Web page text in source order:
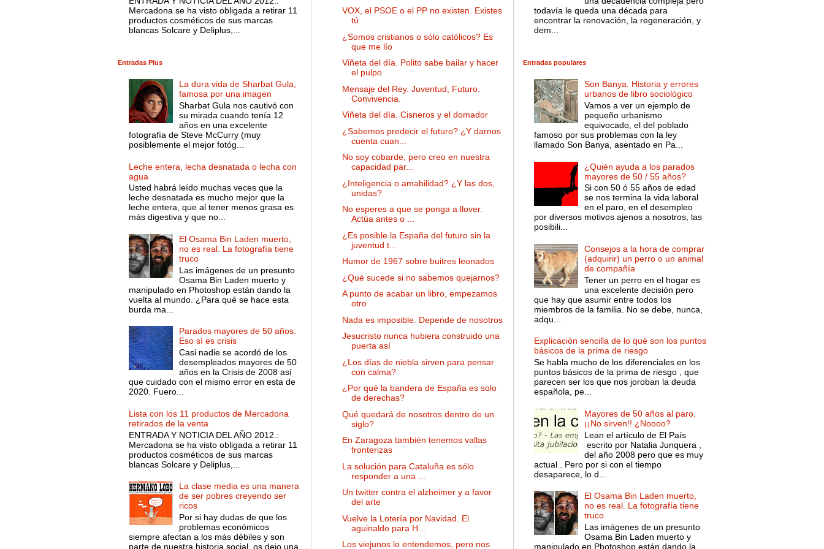
Mercadona se ha visto obligada a retirar 11
productos cosméticos de sus marcas
blancas Solcare y Deliplus,...
Entradas Plus
La dura vida de Sharbat Gula,
famosa por una imagen
Sharbat Gula nos cautivó con
su mirada cuando tenía 12
años en una excelente
fotografía de Steve McCurry (muy
posiblemente el mejor fotóg...
Leche entera, lecha desnatada o lecha con
agua
Usted habrá leído muchas veces que la
leche desnatada es mucho mejor que la
leche entera, que al tener menos grasa es
más digestiva y que no...
El Osama Bin Laden muerto,
no es real. La fotografía tiene
truco
Las imágenes de un presunto
Osama Bin Laden muerto y
manipulado en Photoshop están dando la
vuelta al mundo. ¿Para qué se hace esta
burda ma...
Parados mayores de 50 años.
Eso sí es crisis
Casi nadie se acordó de los
desempleados mayores de 50
años en la Crisis de 2008 así
que cuidado con el mismo error en esta de
2020. Fuero...
Lista con los 11 productos de Mercadona
retirados de la venta
ENTRADA Y NOTICIA DEL AÑO 2012.:
Mercadona se ha visto obligada a retirar 11
productos cosméticos de sus marcas
blancas Solcare y Deliplus,...
La clase media es una manera
de ser pobres creyendo ser
ricos
Por si hay dudas de que los
problemas económicos
siempre afectan a los más débiles y son
parte de nuestra historia social, os dejo una
VOX, el PSOE o el PP no existen. Existes
tú
¿Somos cristianos o sólo católicos? Es
que me lío
Viñeta del día. Polito sabe bailar y hacer
el pulpo
Mensaje del Rey. Juventud, Futuro.
Convivencia.
Viñeta del día. Cisneros y el domador
¿Sabemos predecir el futuro? ¿Y darnos
cuenta cuan...
No soy cobarde, pero creo en nuestra
capacidad par...
¿Inteligencia o amabilidad? ¿Y las dos,
unidas?
No esperes a que se ponga a llover.
Actúa antes o ...
¿Es posible la España del futuro sin la
juventud t...
Humor de 1967 sobre buitres leonados
¿Qué sucede si no sabemos quejarnos?
A punto de acabar un libro, empezamos
otro
Nada es imposible. Depende de nosotros
Jesucristo nunca hubiera construido una
puerta así
¿Los días de niebla sirven para pensar
con calma?
¿Por qué la bandera de España es solo
de derechas?
Qué quedará de nosotros dentro de un
siglo?
En Zaragoza también tenemos vallas
fronterizas
La solución para Cataluña es sólo
responder a una ...
Un twitter contra el alzheimer y a favor
del arte
Vuelve la Lotería por Navidad. El
aguinaldo para H...
Los viejunos lo entendemos, pero nos
todavía le queda una década para
encontrar la renovación, la regeneración, y
dem...
Entradas populares
Son Banya. Historia y errores
urbanos de libro sociológico
Vamos a ver un ejemplo de
pequeño urbanismo
equivocado, el del poblado
famoso por sus problemas con la ley
llamado Son Banya, asentado en Pa...
¿Quién ayuda a los parados
mayores de 50 / 55 años?
Si con 50 ó 55 años de edad
se nos termina la vida laboral
en el paro, en el desempleo
por diversos motivos ajenos a nosotros, las
posibili...
Consejos a la hora de comprar
(adquirir) un perro o un animal
de compañía
Tener un perro en el hogar es
una excelente decisión pero
que hay que asumir entre todos los
miembros de la familia. No se debe, nunca,
adqu...
Explicación sencilla de lo qué son los puntos
básicos de la prima de riesgo
Se habla mucho de los diferenciales en los
puntos básicos de la prima de riesgo , que
parecen ser los que nos joroban la deuda
española, pe...
Mayores de 50 años al paro.
¡¡No sirven!! ¿Noooo?
Lean el artículo de El País
escrito por Natalia Junquera ,
del año 2008 pero que es muy
actual . Pero por si con el tiempo
desaparece, lo d...
El Osama Bin Laden muerto,
no es real. La fotografía tiene
truco
Las imágenes de un presunto
Osama Bin Laden muerto y
manipulado en Photoshop están dando la